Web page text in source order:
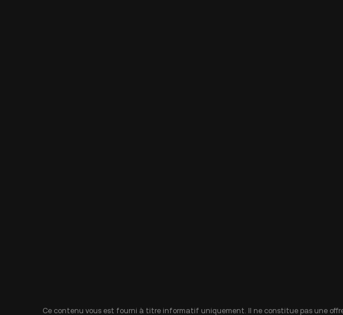
Ce contenu vous est fourni à titre informatif uniquement. Il ne constitue pas une